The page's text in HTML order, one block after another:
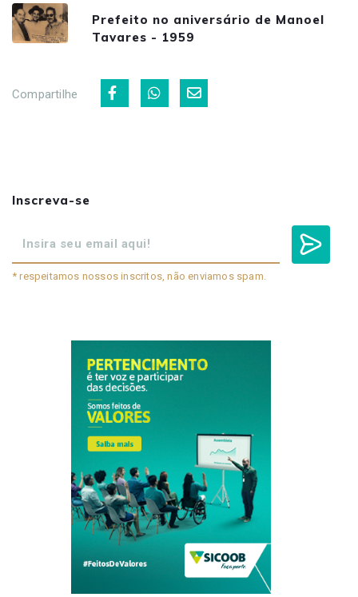
Prefeito no aniversário de Manoel
Tavares - 1959
Compartilhe
Inscreva-se
* respeitamos nossos inscritos, não enviamos spam.